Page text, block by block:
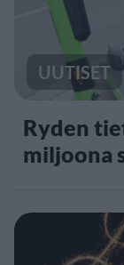
UUTISET
Ryden
miljoona